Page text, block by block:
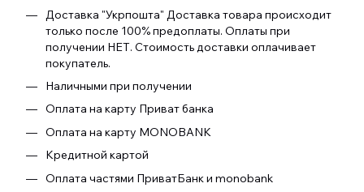
Доставка "Укрпошта" Доставка товара происходит
только после 100% предоплаты. Оплаты при
получении НЕТ. Стоимость доставки оплачивает
покупатель.
Наличными при получении
Оплата на карту Приват банка
Оплата на карту MONOBANK
Кредитной картой
Оплата частями ПриватБанк и monobank